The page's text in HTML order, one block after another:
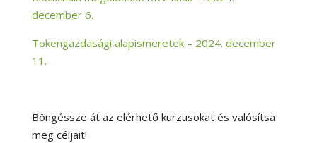
december 6.
Tokengazdasági alapismeretek – 2024. december
11.
Böngéssze át az elérhető kurzusokat és valósítsa
meg céljait!